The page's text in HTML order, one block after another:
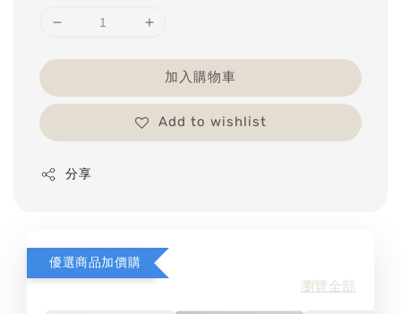
加入購物車
Add to wishlist
分享
優選商品加價購
瀏覽全部